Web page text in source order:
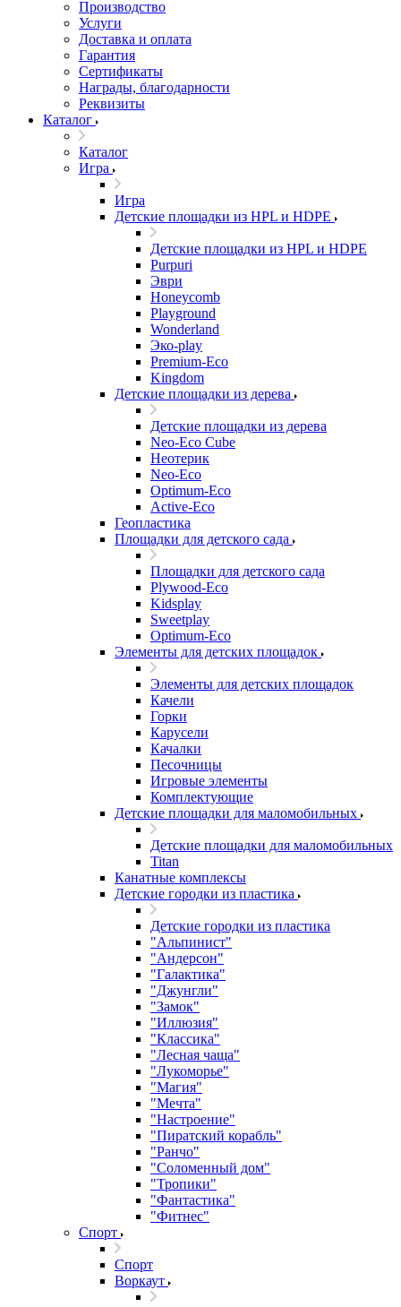
Производство
Услуги
Доставка и оплата
Гарантия
Сертификаты
Награды, благодарности
Реквизиты
Каталог
Каталог
Игра
Игра
Детские площадки из HPL и HDPE
Детские площадки из HPL и HDPE
Purpuri
Эври
Honeycomb
Playground
Wonderland
Эко-play
Premium-Eco
Kingdom
Детские площадки из дерева
Детские площадки из дерева
Neo-Eco Cube
Неотерик
Neo-Eco
Оptimum-Еco
Active-Eco
Геопластика
Площадки для детского сада
Площадки для детского сада
Plywood-Eco
Kidsplay
Sweetplay
Оptimum-Еco
Элементы для детских площадок
Элементы для детских площадок
Качели
Горки
Карусели
Качалки
Песочницы
Игровые элементы
Комплектующие
Детские площадки для маломобильных
Детские площадки для маломобильных
Titan
Канатные комплексы
Детские городки из пластика
Детские городки из пластика
"Альпинист"
"Андерсон"
"Галактика"
"Джунгли"
"Замок"
"Иллюзия"
"Классика"
"Лесная чаща"
"Лукоморье"
"Магия"
"Мечта"
"Настроение"
"Пиратский корабль"
"Ранчо"
"Соломенный дом"
"Тропики"
"Фантастика"
"Фитнес"
Спорт
Спорт
Воркаут